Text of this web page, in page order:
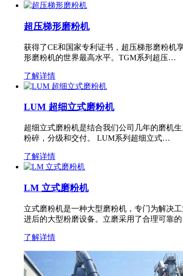
超压梯形磨粉机
获得了CE和国家专利证书，超压梯形磨粉机
形磨粉机的世界最高水平。TGM系列超压…
了解详情
LUM 超细立式磨粉机
超细立式磨粉机是结合我们公司几年的磨机
粉碎，分级和交付。 LUM系列超细立式…
了解详情
LM 立式磨粉机
立式磨粉机是一种大型磨粉机，专门为解决
进后的大型粉磨设备。立磨采用了合理可靠
了解详情